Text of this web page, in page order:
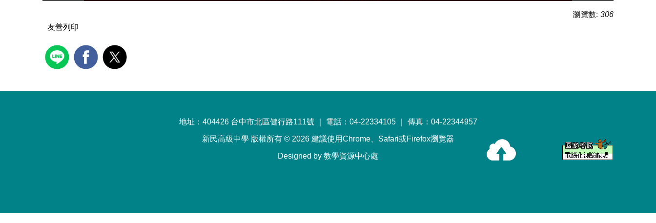
瀏覽數: 306
友善列印
地址：404426 台中市北區健行路111號 ｜ 電話：04-22334105 ｜ 傳真：04-22344957
新民高級中學 版權所有 © 2026 建議使用Chrome、Safari或Firefox瀏覽器
Designed by 教學資源中心處